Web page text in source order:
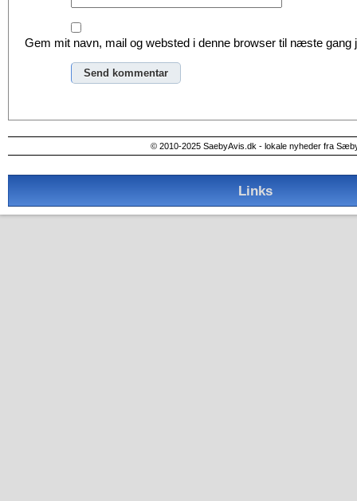
Gem mit navn, mail og websted i denne browser til næste gang
© 2010-2025 SaebyAvis.dk - lokale nyheder fra
Links